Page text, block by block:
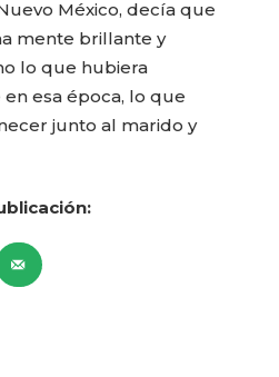
México, decía que
mente brillante y
lo que hubiera
esa época, lo que
junto al marido y